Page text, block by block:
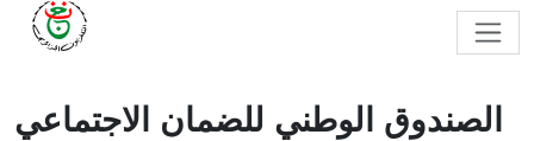
الصندوق الوطني للضمان الاجتماعي